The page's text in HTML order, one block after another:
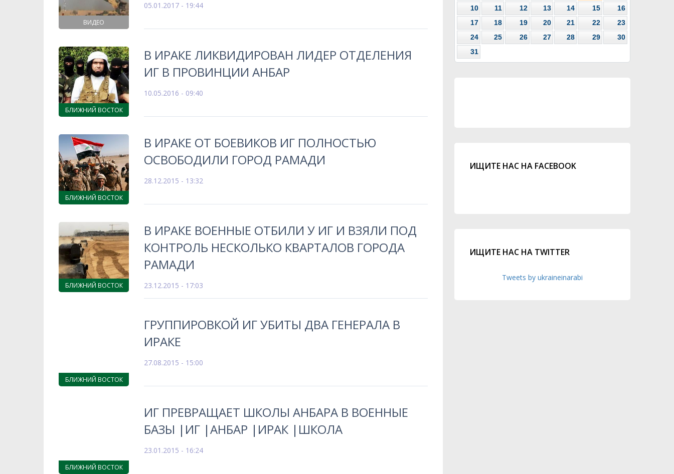
ВИДЕО
05.01.2017 - 19:44
БЛИЖНИЙ ВОСТОК
В ИРАКЕ ЛИКВИДИРОВАН ЛИДЕР ОТДЕЛЕНИЯ
ИГ В ПРОВИНЦИИ АНБАР
10.05.2016 - 09:40
БЛИЖНИЙ ВОСТОК
В ИРАКЕ ОТ БОЕВИКОВ ИГ ПОЛНОСТЬЮ
ОСВОБОДИЛИ ГОРОД РАМАДИ
28.12.2015 - 13:32
БЛИЖНИЙ ВОСТОК
В ИРАКЕ ВОЕННЫЕ ОТБИЛИ У ИГ И ВЗЯЛИ ПОД
КОНТРОЛЬ НЕСКОЛЬКО КВАРТАЛОВ ГОРОДА
РАМАДИ
23.12.2015 - 17:03
БЛИЖНИЙ ВОСТОК
ГРУППИРОВКОЙ ИГ УБИТЫ ДВА ГЕНЕРАЛА В
ИРАКЕ
27.08.2015 - 15:00
БЛИЖНИЙ ВОСТОК
ИГ ПРЕВРАЩАЕТ ШКОЛЫ АНБАРА В ВОЕННЫЕ
БАЗЫ |ИГ |АНБАР |ИРАК |ШКОЛА
23.01.2015 - 16:24
10
11 12 13 14 15
16
17
18 19 20 21 22
23
24
25 26 27 28 29
30
31
ИЩИТЕ НАС НА FACEBOOK
ИЩИТЕ НАС НА TWITTER
Tweets by ukraineinarabi